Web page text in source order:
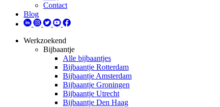
Contact
Blog
Werkzoekend
Bijbaantje
Alle bijbaantjes
Bijbaantje Rotterdam
Bijbaantje Amsterdam
Bijbaantje Groningen
Bijbaantje Utrecht
Bijbaantje Den Haag